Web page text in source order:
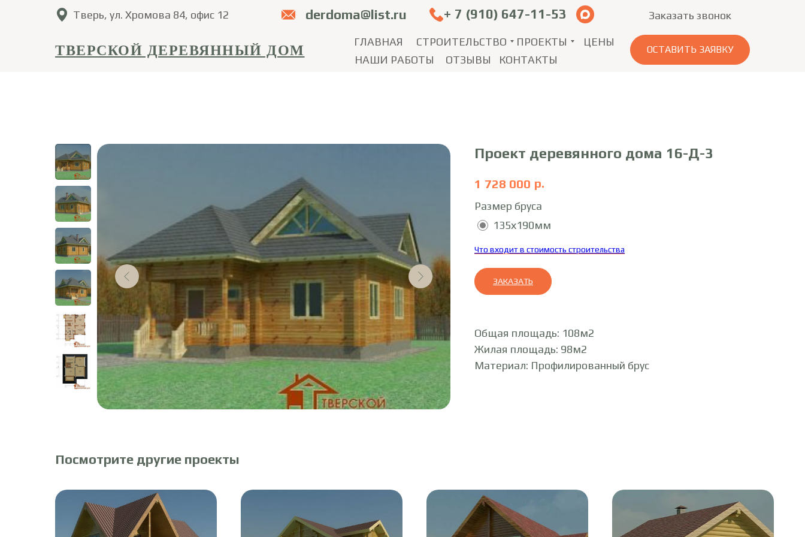
ОСТАВИТЬ ЗАЯВКУ
ГЛАВНАЯ СТРОИТЕЛЬСТВО ПРОЕКТЫ
ЦЕНЫ
НАШИ РАБОТЫ
ОТЗЫВЫ КОНТАКТЫ
Тверь, ул. Хромова 84, офис 12 + 7 (910) 647-11-53
derdoma@list.ru
ТВЕРСКОЙ ДЕРЕВЯННЫЙ ДОМ
Заказать звонок
Проект деревянного дома 16-Д-3
1 728 000 р.
Размер бруса
135х190мм
Что входит в стоимость строительства
ЗАКАЗАТЬ
Общая площадь: 108м2
Жилая площадь: 98м2
Материал: Профилированный брус
Посмотрите другие проекты